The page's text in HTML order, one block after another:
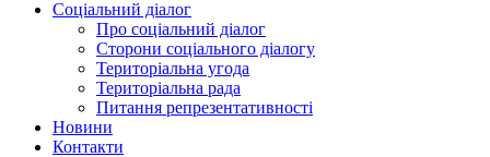
Соціальний діалог
Про соціальний діалог
Сторони соціального діалогу
Територіальна угода
Територіальна рада
Питання репрезентативності
Новини
Контакти